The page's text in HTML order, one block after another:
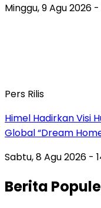
Minggu, 9 Agu 2026 -
Pers Rilis
Himel Hadirkan Visi
Global “Dream
Sabtu, 8 Agu 2026 -
Berita